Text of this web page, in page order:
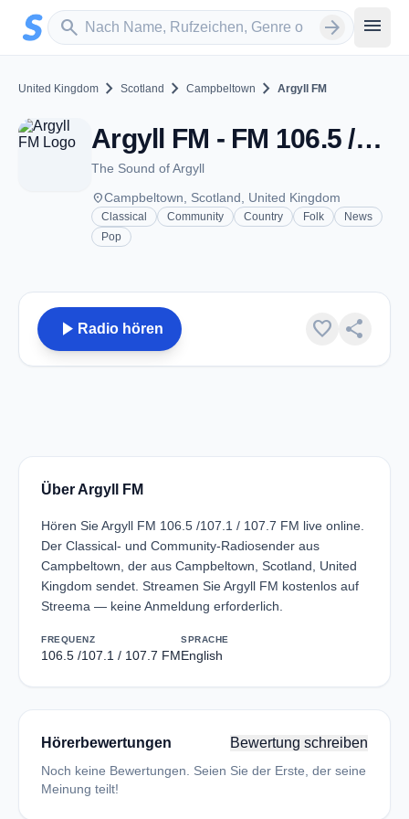
Zum Hauptinhalt springen
search
Sender suchen arrow_forward menu
United Kingdom chevron_right Scotland chevron_right Campbeltown chevron_right Argyll FM
Argyll FM - FM 106.5 /107.1 / 107.7 - Campbeltown
The Sound of Argyll
placeCampbeltown, Scotland, United Kingdom
Classical Community Country Folk
News
Pop
play_arrow Radio hören favorite share
Über Argyll FM
Hören Sie Argyll FM 106.5 /107.1 / 107.7 FM live online.
Der Classical- und Community-Radiosender aus
Campbeltown, der aus Campbeltown, Scotland, United
Kingdom sendet. Streamen Sie Argyll FM kostenlos auf
Streema — keine Anmeldung erforderlich.
FREQUENZ
106.5 /107.1 / 107.7 FM
SPRACHE
English
Hörerbewertungen Bewertung schreiben
Noch keine Bewertungen. Seien Sie der Erste, der seine
Meinung teilt!